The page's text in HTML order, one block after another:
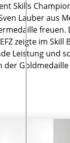
Skills
Lauber aus
freuen.
zeigte im Skill
Leistung und
der